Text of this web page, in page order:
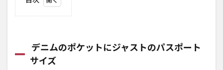
のポ
ケッ
トに
デニムのポケットにジャストのパスポート
サイズ